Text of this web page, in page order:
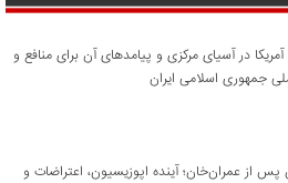
در آسیای مرکزی و پیامدهای آن برای منافع و
جمهوری اسلامی ایران
پس از عمران‌خان؛ آینده اپوزیسیون، اعتراضات و